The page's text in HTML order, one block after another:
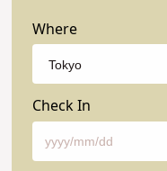
Where
Check In